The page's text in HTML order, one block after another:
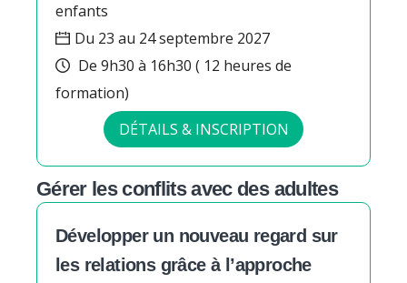
enfants
Du 23 au 24 septembre 2027
De 9h30 à 16h30 ( 12 heures de
formation)
DÉTAILS & INSCRIPTION
Gérer les conflits avec des adultes
Développer un nouveau regard sur
les relations grâce à l’approche